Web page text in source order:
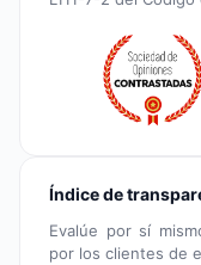
Índice de
Evalúe por sí
por los clientes de